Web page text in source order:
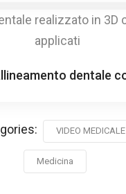
dentale
VIDEO MEDICALE
Medicina